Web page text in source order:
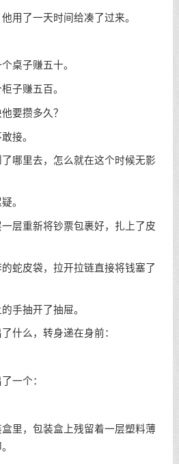
用了一天时间给凑了过来。
桌子赚五十。
子赚五百。
要攒多久？
接。
哪里去，怎么就在这个时候无影
。
层重新将钞票包裹好，扎上了皮
蛇皮袋，拉开拉链直接将钱塞了
手抽开了抽屉。
什么，转身递在身前：
一个：
里，包装盒上残留着一层塑料薄